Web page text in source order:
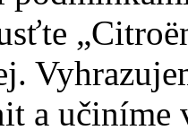
a učiníme